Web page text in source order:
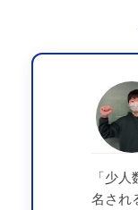
「少
名され